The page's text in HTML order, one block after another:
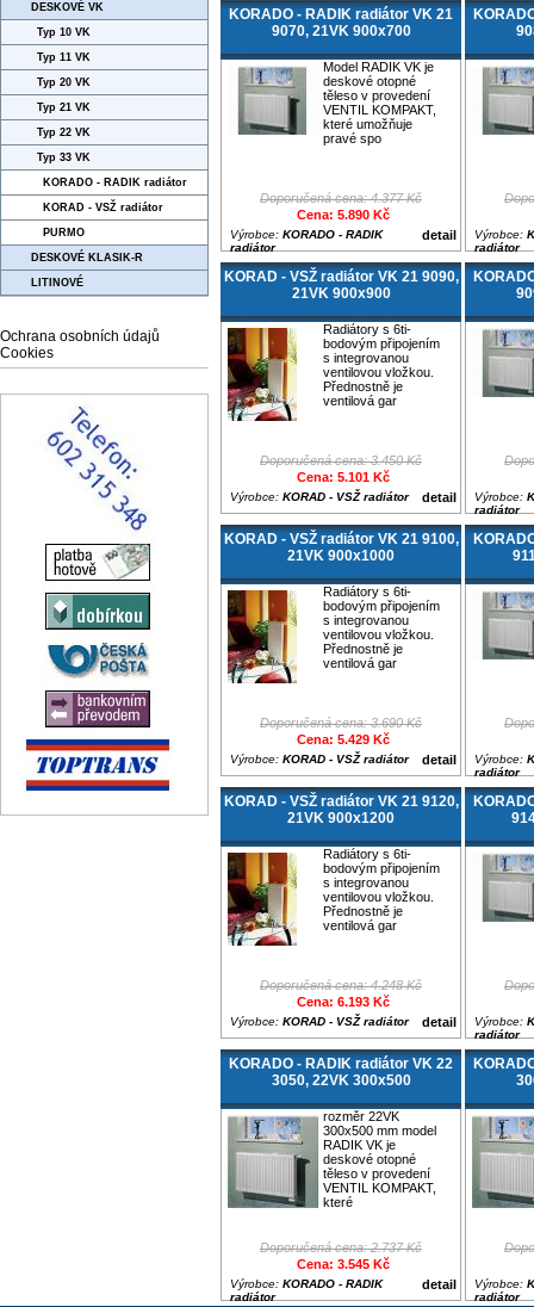
DESKOVÉ VK
Typ 10 VK
Typ 11 VK
Typ 20 VK
Typ 21 VK
Typ 22 VK
Typ 33 VK
KORADO - RADIK radiátor
KORAD - VSŽ radiátor
PURMO
DESKOVÉ KLASIK-R
LITINOVÉ
Ochrana osobních údajů
Cookies
KORADO - RADIK radiátor VK 21
9070, 21VK 900x700
Model RADIK VK je
deskové otopné
těleso v provedení
VENTIL KOMPAKT,
které umožňuje
pravé spo
Doporučená cena: 4.377 Kč
Cena: 5.890 Kč
detail
Výrobce: KORADO - RADIK
radiátor
Výrobce:
radiátor
KORAD - VSŽ radiátor VK 21 9090,
21VK 900x900
Radiátory s 6ti-
bodovým připojením
s integrovanou
ventilovou vložkou.
Přednostně je
ventilová gar
Doporučená cena: 3.450 Kč
Cena: 5.101 Kč
detail
Výrobce: KORAD - VSŽ radiátor Výrobce:
radiátor
KORAD - VSŽ radiátor VK 21 9100,
21VK 900x1000
Radiátory s 6ti-
bodovým připojením
s integrovanou
ventilovou vložkou.
Přednostně je
ventilová gar
Doporučená cena: 3.690 Kč
Cena: 5.429 Kč
detail
Výrobce: KORAD - VSŽ radiátor Výrobce:
radiátor
KORAD - VSŽ radiátor VK 21 9120,
21VK 900x1200
Radiátory s 6ti-
bodovým připojením
s integrovanou
ventilovou vložkou.
Přednostně je
ventilová gar
Doporučená cena: 4.248 Kč
Cena: 6.193 Kč
detail
Výrobce: KORAD - VSŽ radiátor Výrobce:
radiátor
KORADO - RADIK radiátor VK 22
3050, 22VK 300x500
rozměr 22VK
300x500 mm model
RADIK VK je
deskové otopné
těleso v provedení
VENTIL KOMPAKT,
které
Doporučená cena: 2.737 Kč
Cena: 3.545 Kč
detail
Výrobce: KORADO - RADIK
radiátor
Výrobce:
radiátor